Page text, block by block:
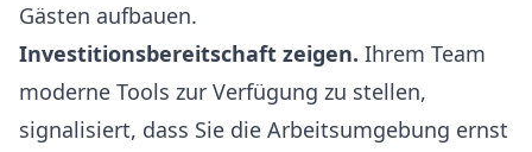
Gästen aufbauen.
Investitionsbereitschaft zeigen. Ihrem Team
moderne Tools zur Verfügung zu stellen,
signalisiert, dass Sie die Arbeitsumgebung ernst